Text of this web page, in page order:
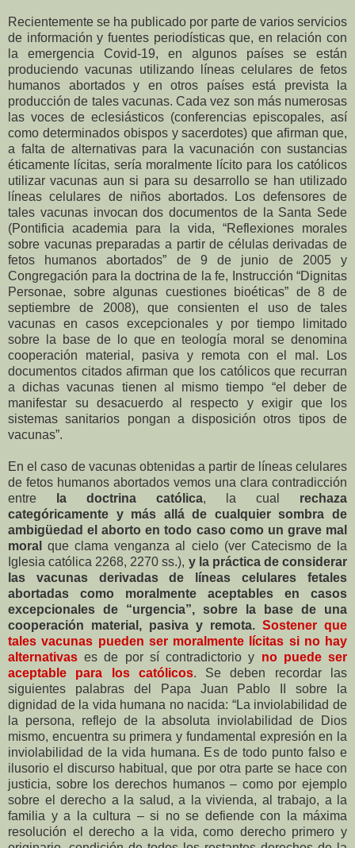
Recientemente se ha publicado por parte de varios servicios
de información y fuentes periodísticas que, en relación con
la emergencia Covid-19, en algunos países se están
produciendo vacunas utilizando líneas celulares de fetos
humanos abortados y en otros países está prevista la
producción de tales vacunas. Cada vez son más numerosas
las voces de eclesiásticos (conferencias episcopales, así
como determinados obispos y sacerdotes) que afirman que,
a falta de alternativas para la vacunación con sustancias
éticamente lícitas, sería moralmente lícito para los católicos
utilizar vacunas aun si para su desarrollo se han utilizado
líneas celulares de niños abortados. Los defensores de
tales vacunas invocan dos documentos de la Santa Sede
(Pontificia academia para la vida, “Reflexiones morales
sobre vacunas preparadas a partir de células derivadas de
fetos humanos abortados” de 9 de junio de 2005 y
Congregación para la doctrina de la fe, Instrucción “Dignitas
Personae, sobre algunas cuestiones bioéticas” de 8 de
septiembre de 2008), que consienten el uso de tales
vacunas en casos excepcionales y por tiempo limitado
sobre la base de lo que en teología moral se denomina
cooperación material, pasiva y remota con el mal. Los
documentos citados afirman que los católicos que recurran
a dichas vacunas tienen al mismo tiempo “el deber de
manifestar su desacuerdo al respecto y exigir que los
sistemas sanitarios pongan a disposición otros tipos de
vacunas”.
En el caso de vacunas obtenidas a partir de líneas celulares
de fetos humanos abortados vemos una clara contradicción
entre
la doctrina católica, la cual rechaza
categóricamente y más allá de cualquier sombra de
ambigüedad el aborto en todo caso como un grave mal
moral
que clama venganza al cielo (ver Catecismo de la
Iglesia católica 2268, 2270 ss.), y la práctica de considerar
las vacunas derivadas de líneas celulares fetales
abortadas como moralmente aceptables en casos
excepcionales de “urgencia”, sobre la base de una
cooperación material, pasiva y remota. Sostener que
tales vacunas pueden ser moralmente lícitas si no hay
alternativas es de por sí contradictorio y no puede ser
aceptable para los católicos. Se deben recordar las
siguientes palabras del Papa Juan Pablo II sobre la
dignidad de la vida humana no nacida: “La inviolabilidad de
la persona, reflejo de la absoluta inviolabilidad de Dios
mismo, encuentra su primera y fundamental expresión en la
inviolabilidad de la vida humana. Es de todo punto falso e
ilusorio el discurso habitual, que por otra parte se hace con
justicia, sobre los derechos humanos – como por ejemplo
sobre el derecho a la salud, a la vivienda, al trabajo, a la
familia y a la cultura – si no se defiende con la máxima
resolución el derecho a la vida, como derecho primero y